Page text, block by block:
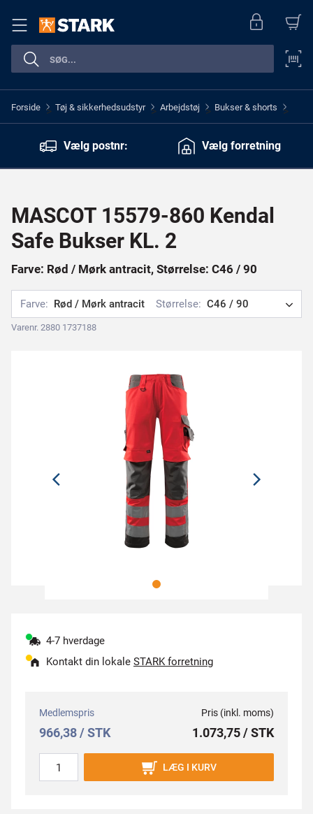
Forside > Tøj & sikkerhedsudstyr > Arbejdstøj > Bukser & shorts >
Vælg postnr: Vælg forretning
MASCOT 15579-860 Kendal
Safe Bukser KL. 2
Farve: Rød / Mørk antracit, Størrelse: C46 / 90
Farve: Rød / Mørk antracit Størrelse: C46 / 90
Varenr. 2880 1737188
4-7 hverdage
Kontakt din lokale STARK forretning
Medlemspris
966,38 / STK
Pris (inkl. moms)
1.073,75 / STK
LÆG I KURV